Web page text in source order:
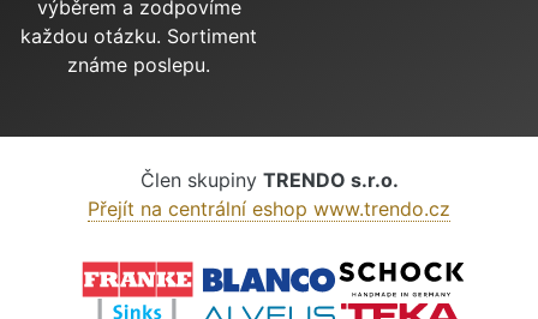
výběrem a zodpovíme
každou otázku. Sortiment
známe poslepu.
Člen skupiny TRENDO s.r.o.
Přejít na centrální eshop www.trendo.cz